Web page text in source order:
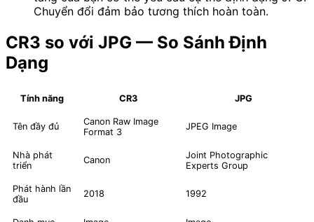
Chuyển đổi đảm bảo tương thích hoàn toàn.
CR3 so với JPG — So Sánh Định
Dạng
Tính năng CR3 JPG
Tên đầy đủ
Canon Raw Image
Format 3
JPEG Image
Nhà phát
triển
Canon
Joint Photographic
Experts Group
Phát hành lần
đầu
2018 1992